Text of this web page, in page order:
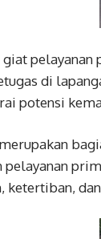
giat
di
potensi
ketertiban,